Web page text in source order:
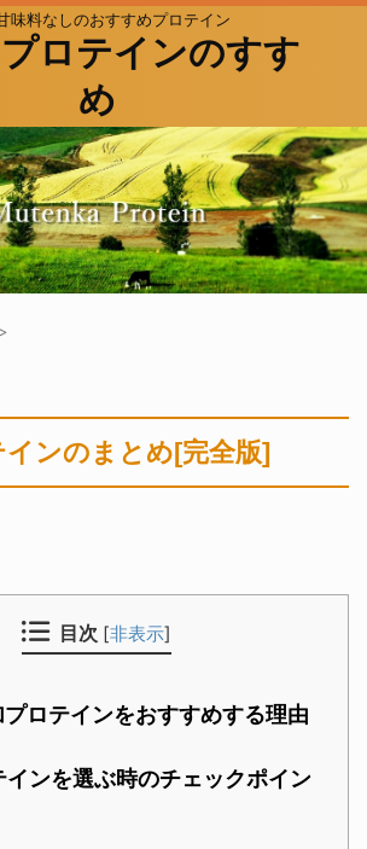
味料なしのおすすめプロテイン
ロテインのすす
め
>
ンのまとめ[完全版]
目次 [非表示]
ロテインをおすすめする理由
インを選ぶ時のチェックポイン